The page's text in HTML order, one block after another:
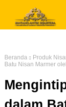
Beranda Produk
Batu Nisan Marmer